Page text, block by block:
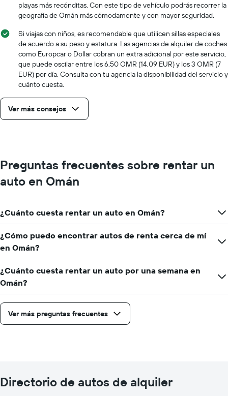
playas más recónditas. Con este tipo de vehículo podrás recorrer la
geografía de Omán más cómodamente y con mayor seguridad.
Si viajas con niños, es recomendable que utilicen sillas especiales
de acuerdo a su peso y estatura. Las agencias de alquiler de coches
como Europcar o Dollar cobran un extra adicional por este servicio,
que puede oscilar entre los 6,50 OMR (14,09 EUR) y los 3 OMR (7
EUR) por día. Consulta con tu agencia la disponibilidad del servicio y
cuánto cuesta.
Ver más consejos
Preguntas frecuentes sobre rentar un
auto en Omán
¿Cuánto cuesta rentar un auto en Omán?
¿Cómo puedo encontrar autos de renta cerca de mí
en Omán?
¿Cuánto cuesta rentar un auto por una semana en
Omán?
Ver más preguntas frecuentes
Directorio de autos de alquiler